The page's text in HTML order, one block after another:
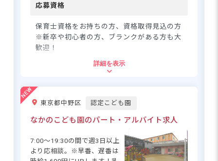
成長のチャンスとして歓迎！
ら行動できる保育士さんを求
めています。一緒によりよい
園を創っていきませんか？ ー
う、働きやすさ抜群の職場環
ベートも充実♪ 有給取得率
80%、産休・育休取得実績も
多数あり、長く働き続けられ
る環境です☆ 行事準備は勤務
業務進行を心がけているため
残業も少なめ。出産・育児な
どのライフイベントも前向き
応募資格
保育士資格をお持ちの方、資格取得見込の方
※新卒や初心者の方、ブランクがある方も大
歓迎！
都営地下鉄大江戸線「光が丘駅」より徒
詳細を表示
東京都中野区 認定こども園
なかのこども園のパート・アルバイト求人
7:00～19:30の間で週3日以上
より応相談。※早番、遅番は